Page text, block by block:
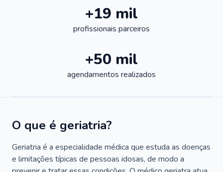
+19 mil
profissionais parceiros
+50 mil
agendamentos realizados
O que é geriatria?
Geriatria é a especialidade médica que estuda as doenças
e limitações típicas de pessoas idosas, de modo a